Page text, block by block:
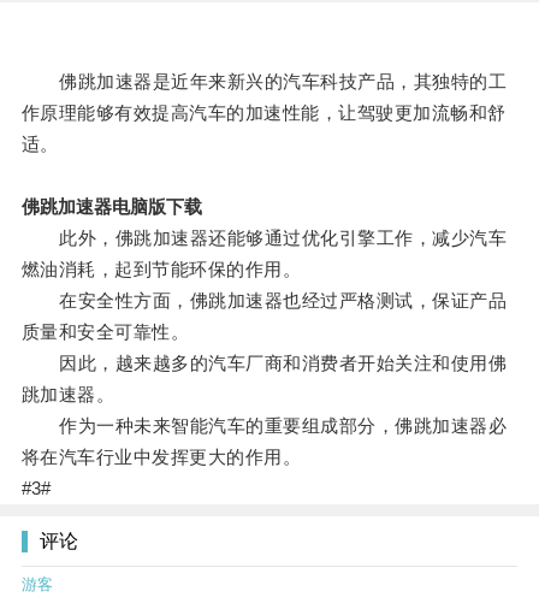
佛跳加速器是近年来新兴的汽车科技产品，其独特的工
作原理能够有效提高汽车的加速性能，让驾驶更加流畅和舒
适。
佛跳加速器电脑版下载
此外，佛跳加速器还能够通过优化引擎工作，减少汽车
燃油消耗，起到节能环保的作用。
在安全性方面，佛跳加速器也经过严格测试，保证产品
质量和安全可靠性。
因此，越来越多的汽车厂商和消费者开始关注和使用佛
跳加速器。
作为一种未来智能汽车的重要组成部分，佛跳加速器必
将在汽车行业中发挥更大的作用。
#3#
评论
游客